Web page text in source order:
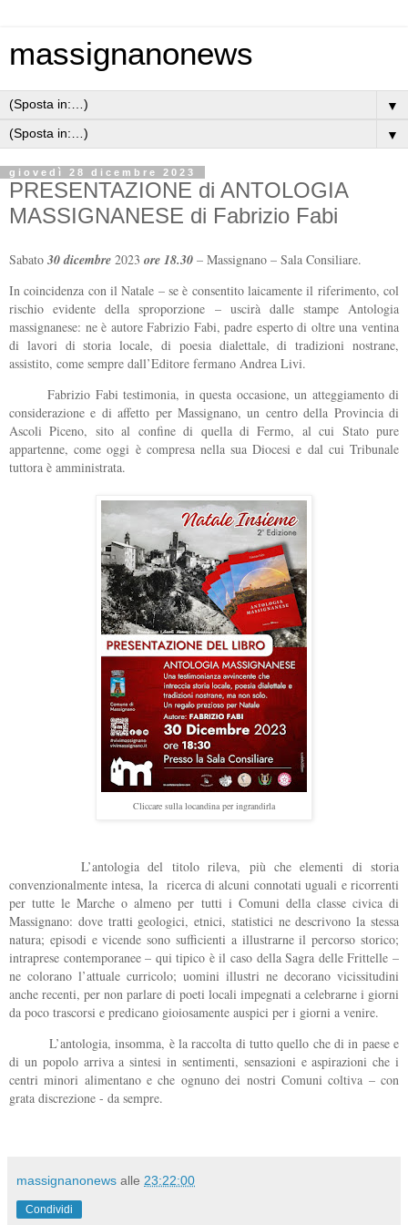
massignanonews
▼
▼
giovedì 28 dicembre 2023
PRESENTAZIONE di ANTOLOGIA
MASSIGNANESE di Fabrizio Fabi
Sabato 30 dicembre 2023 ore 18.30 – Massignano – Sala Consiliare.
In coincidenza con il Natale – se è consentito laicamente il riferimento, col
rischio evidente della sproporzione – uscirà dalle stampe Antologia
massignanese: ne è autore Fabrizio Fabi, padre esperto di oltre una ventina
di lavori di storia locale, di poesia dialettale, di tradizioni nostrane,
assistito, come sempre dall’Editore fermano Andrea Livi.
Fabrizio Fabi testimonia, in questa occasione, un atteggiamento di
considerazione e di affetto per Massignano, un centro della Provincia di
Ascoli Piceno, sito al confine di quella di Fermo, al cui Stato pure
appartenne, come oggi è compresa nella sua Diocesi e dal cui Tribunale
tuttora è amministrata.
Cliccare sulla locandina per ingrandirla
L’antologia del titolo rileva, più che elementi di storia
convenzionalmente intesa, la ricerca di alcuni connotati uguali e ricorrenti
per tutte le Marche o almeno per tutti i Comuni della classe civica di
Massignano: dove tratti geologici, etnici, statistici ne descrivono la stessa
natura; episodi e vicende sono sufficienti a illustrarne il percorso storico;
intraprese contemporanee – qui tipico è il caso della Sagra delle Frittelle –
ne colorano l’attuale curricolo; uomini illustri ne decorano vicissitudini
anche recenti, per non parlare di poeti locali impegnati a celebrarne i giorni
da poco trascorsi e predicano gioiosamente auspici per i giorni a venire.
L’antologia, insomma, è la raccolta di tutto quello che di in paese e
di un popolo arriva a sintesi in sentimenti, sensazioni e aspirazioni che i
centri minori alimentano e che ognuno dei nostri Comuni coltiva – con
grata discrezione - da sempre.
massignanonews alle 23:22:00
Condividi